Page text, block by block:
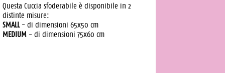
Questa Cuccia sfoderabile è disponibile in 2
distinte misure:
SMALL - di dimensioni 65x50 cm
MEDIUM - di dimensioni 75x60 cm